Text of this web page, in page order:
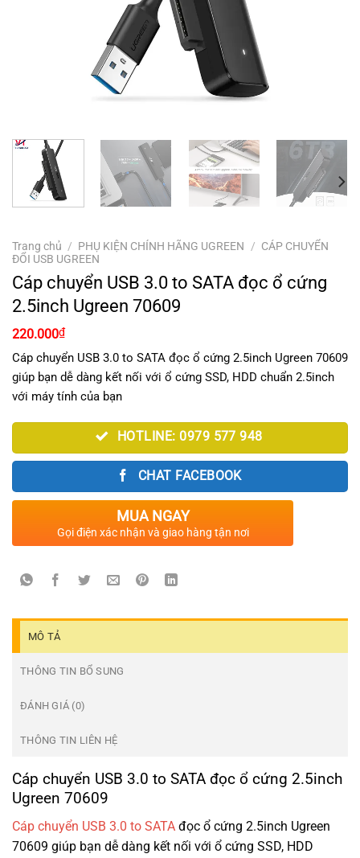
Trang chủ / PHỤ KIỆN CHÍNH HÃNG UGREEN / CÁP CHUYỂN
ĐỔI USB UGREEN
Cáp chuyển USB 3.0 to SATA đọc ổ cứng
2.5inch Ugreen 70609
220.000₫
Cáp chuyển USB 3.0 to SATA đọc ổ cứng 2.5inch Ugreen 70609
giúp bạn dễ dàng kết nối với ổ cứng SSD, HDD chuẩn 2.5inch
với máy tính của bạn
HOTLINE: 0979 577 948
CHAT FACEBOOK
MUA NGAY
Gọi điện xác nhận và giao hàng tận nơi
MÔ TẢ
THÔNG TIN BỔ SUNG
ĐÁNH GIÁ (0)
THÔNG TIN LIÊN HỆ
Cáp chuyển USB 3.0 to SATA đọc ổ cứng 2.5inch
Ugreen 70609
Cáp chuyển USB 3.0 to SATA đọc ổ cứng 2.5inch Ugreen
70609 giúp bạn dễ dàng kết nối với ổ cứng SSD, HDD